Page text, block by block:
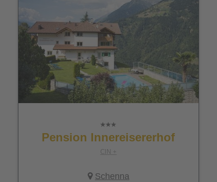
Pension Innereisererhof
CIN +
Schenna